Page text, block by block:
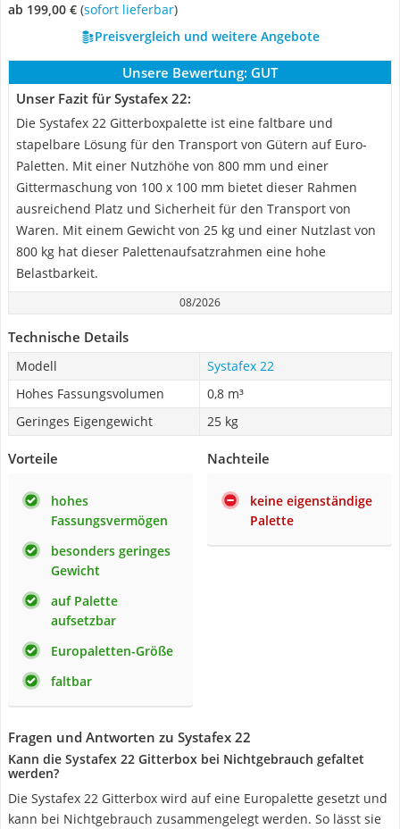
ab 199,00 € ( Sofort lieferbar)
Preisvergleich und weitere Angebote
Unsere Bewertung: GUT
Unser Fazit für Systafex 22:
Die Systafex 22 Gitterboxpalette ist eine faltbare und
stapelbare Lösung für den Transport von Gütern auf Euro-
Paletten. Mit einer Nutzhöhe von 800 mm und einer
Gittermaschung von 100 x 100 mm bietet dieser Rahmen
ausreichend Platz und Sicherheit für den Transport von
Waren. Mit einem Gewicht von 25 kg und einer Nutzlast von
800 kg hat dieser Palettenaufsatzrahmen eine hohe
Belastbarkeit.
08/2026
Technische Details
Modell
Systafex 22
Hohes Fassungsvolumen
0,8 m³
Geringes Eigengewicht
25 kg
Vorteile
hohes
Fassungsvermögen
besonders geringes
Gewicht
auf Palette
aufsetzbar
Europaletten-Größe
faltbar
Nachteile
keine eigenständige
Palette
Fragen und Antworten zu Systafex 22
Kann die Systafex 22 Gitterbox bei Nichtgebrauch gefaltet
werden?
Die Systafex 22 Gitterbox wird auf eine Europalette gesetzt und
kann bei Nichtgebrauch zusammengelegt werden. So lässt sie